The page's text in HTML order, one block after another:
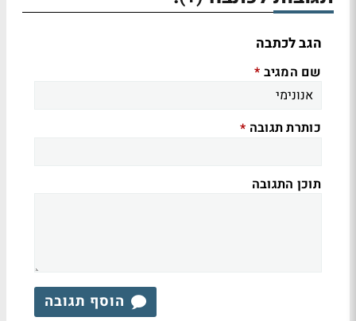
הגב לכתבה
שם המגיב *
כותרת תגובה *
תוכן התגובה
הוסף תגובה